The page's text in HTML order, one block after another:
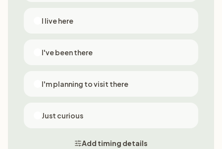
I live here
I've been there
I'm planning to visit there
Just curious
Add timing details